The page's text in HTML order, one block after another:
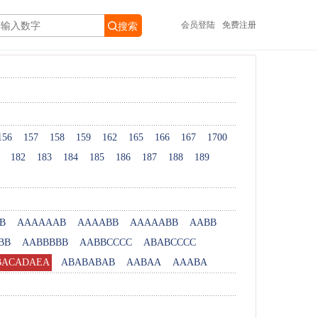
搜索 会员登陆 免费注册
157 158 159 162 165 166 167
1700
182
183 184 185 186 187 188 189
AAAAAAB AAAABB AAAAABB
AABB
AABBBBB AABBCCCC
ABABCCCC
ABABABAB AABAA AAABA